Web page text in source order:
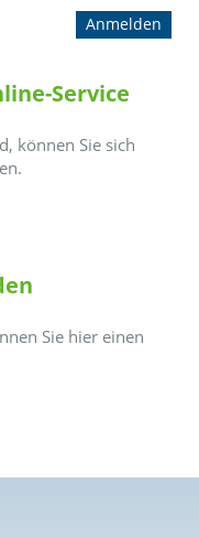
Service
können Sie sich
Sie hier einen